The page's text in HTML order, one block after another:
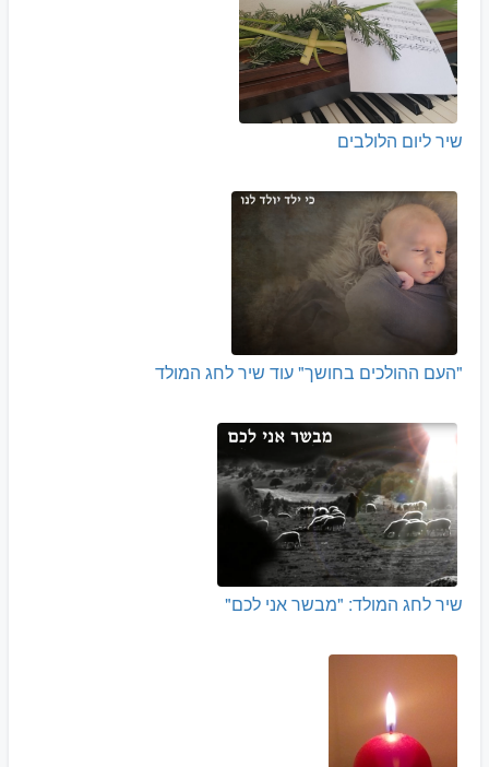
שיר ליום הלולבים
"העם ההולכים בחושך" עוד שיר לחג המולד
שיר לחג המולד: "מבשר אני לכם"